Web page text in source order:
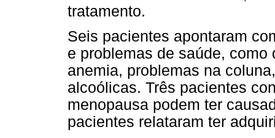
tratamento.
Seis pacientes apontaram
e problemas de saúde,
anemia, problemas na
alcoólicas. Três pacientes
menopausa podem ter
pacientes relataram ter